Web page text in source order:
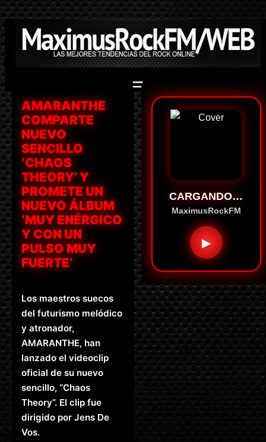
Saltar
al
contenido
AMARANTHE
COMPARTE
NUEVO
SENCILLO
‘CHAOS
THEORY’ Y
PROMETE UN
NUEVO ÁLBUM
‘MUY ENÉRGICO
Y CON UN
PULSO MUY
FUERTE’
Los maestros suecos
del futurismo melódico
y atronador,
AMARANTHE, han
lanzado el videoclip
oficial de su nuevo
sencillo, “Chaos
Theory”. El clip fue
dirigido por Jens De
Vos.
CARGANDO…
MaximusRockFM
▶